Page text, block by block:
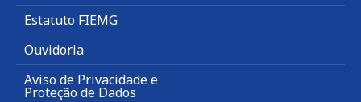
Estatuto FIEMG
Ouvidoria
Aviso de Privacidade e
Proteção de Dados